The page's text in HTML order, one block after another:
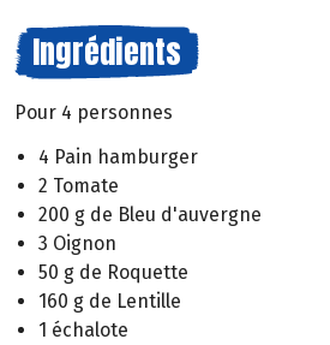
Ingrédients
Pour 4 personnes
4 Pain hamburger
2 Tomate
200 g de Bleu d'auvergne
3 Oignon
50 g de Roquette
160 g de Lentille
1 échalote